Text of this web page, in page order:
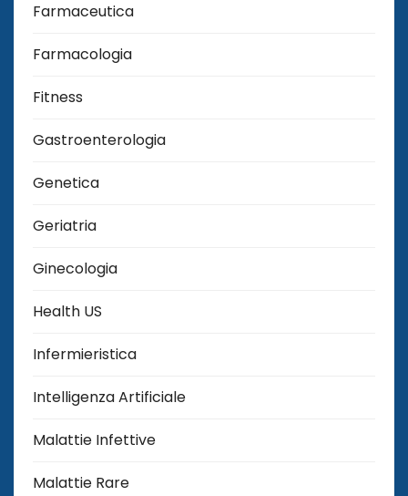
Farmaceutica
Farmacologia
Fitness
Gastroenterologia
Genetica
Geriatria
Ginecologia
Health US
Infermieristica
Intelligenza Artificiale
Malattie Infettive
Malattie Rare